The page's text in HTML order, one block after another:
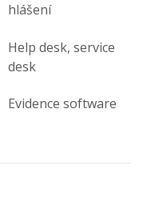
hlášení
Help desk, service
desk
Evidence software